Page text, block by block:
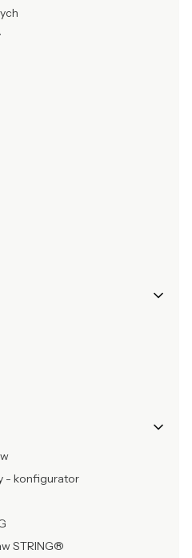
- konfigurator
STRING®